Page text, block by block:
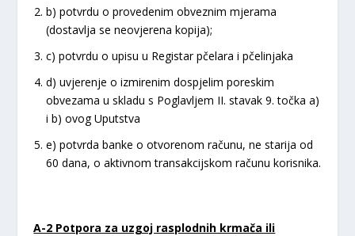
b) potvrdu o provedenim obveznim mjerama
(dostavlja se neovjerena kopija);
c) potvrdu o upisu u Registar pčelara i pčelinjaka
d) uvjerenje o izmirenim dospjelim poreskim
obvezama u skladu s Poglavljem II. stavak 9. točka a)
i b) ovog Uputstva
e) potvrda banke o otvorenom računu, ne starija od
60 dana, o aktivnom transakcijskom računu korisnika.
A-2 Potpora za uzgoj rasplodnih krmača ili